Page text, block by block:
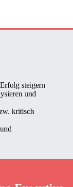
steigern
und
kritisch